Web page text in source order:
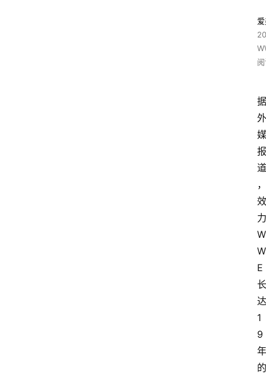
据
外
媒
报
道
，
效
力
W
W
E
长
达
1
9
年
的